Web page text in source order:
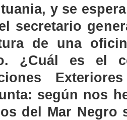
y se
secretario
de una
¿Cuál es el
según nos
del Mar